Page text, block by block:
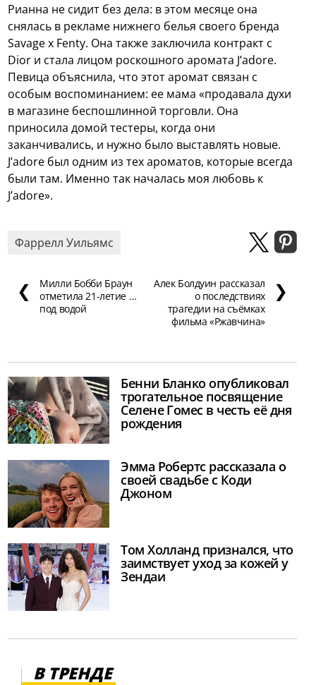
Рианна не сидит без дела: в этом месяце она
снялась в рекламе нижнего белья своего бренда
Savage x Fenty. Она также заключила контракт с
Dior и стала лицом роскошного аромата J’adore.
Певица объяснила, что этот аромат связан с
особым воспоминанием: ее мама «продавала духи
в магазине беспошлинной торговли. Она
приносила домой тестеры, когда они
заканчивались, и нужно было выставлять новые.
J’adore был одним из тех ароматов, которые всегда
были там. Именно так началась моя любовь к
J’adore».
Фаррелл Уильямс
❮
Милли Бобби Браун
отметила 21-летие …
под водой
Алек Болдуин рассказал
о последствиях
трагедии на съёмках
фильма «Ржавчина»
❯
Бенни Бланко опубликовал
трогательное посвящение
Селене Гомес в честь её дня
рождения
Эмма Робертс рассказала о
своей свадьбе с Коди
Джоном
Том Холланд признался, что
заимствует уход за кожей у
Зендаи
В ТРЕНДЕ